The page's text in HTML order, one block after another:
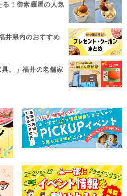
る！御素麺屋の人気
井県内のおすすめ
具。」福井の老舗家